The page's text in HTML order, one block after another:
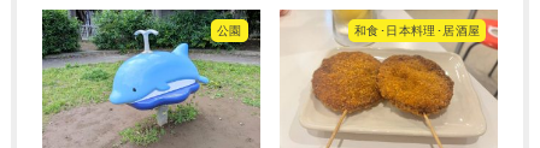
公園 和食･日本料理･居酒屋